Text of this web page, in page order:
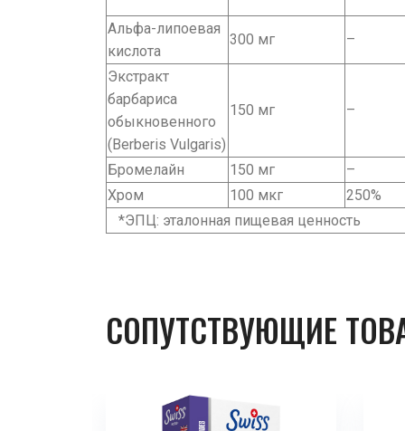
Альфа-липоевая
кислота
300 мг –
Экстракт
барбариса
обыкновенного
(Berberis Vulgaris)
150 мг –
Бромелайн 150 мг
–
Хром
100 мкг
250%
*ЭПЦ: эталонная пищевая ценность
СОПУТСТВУЮЩИЕ